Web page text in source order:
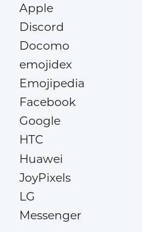
Apple
Discord
Docomo
emojidex
Emojipedia
Facebook
Google
HTC
Huawei
JoyPixels
LG
Messenger